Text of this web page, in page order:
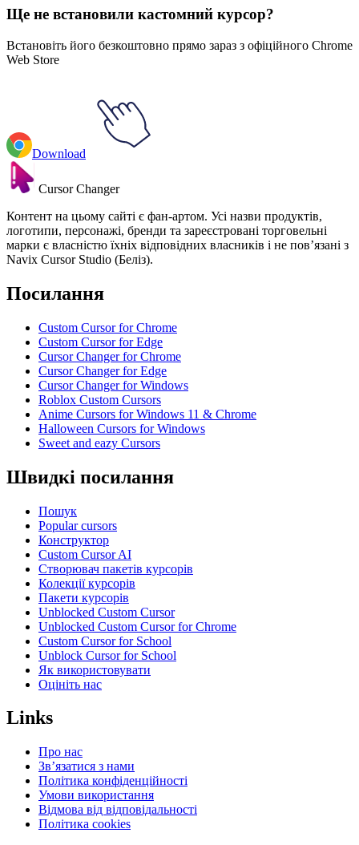
Ще не встановили кастомний курсор?
Встановіть його безкоштовно прямо зараз з офіційного Chrome
Web Store
Download
Cursor Changer
Контент на цьому сайті є фан-артом. Усі назви продуктів,
логотипи, персонажі, бренди та зареєстровані торговельні
марки є власністю їхніх відповідних власників і не пов’язані з
Navix Cursor Studio (Беліз).
Посилання
Custom Cursor for Chrome
Custom Cursor for Edge
Cursor Changer for Chrome
Cursor Changer for Edge
Cursor Changer for Windows
Roblox Custom Cursors
Anime Cursors for Windows 11 & Chrome
Halloween Cursors for Windows
Sweet and eazy Cursors
Швидкі посилання
Пошук
Popular cursors
Конструктор
Custom Cursor AI
Створювач пакетів курсорів
Колекції курсорів
Пакети курсорів
Unblocked Custom Cursor
Unblocked Custom Cursor for Chrome
Custom Cursor for School
Unblock Cursor for School
Як використовувати
Оцініть нас
Links
Про нас
Зв’язатися з нами
Політика конфіденційності
Умови використання
Відмова від відповідальності
Політика cookies